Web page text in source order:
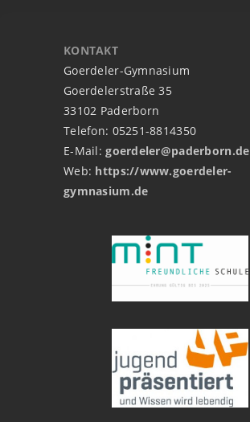
KONTAKT
Goerdeler-Gymnasium
Goerdelerstraße 35
33102 Paderborn
Telefon: 05251-8814350
E-Mail:goerdeler@paderborn.de
Web: https://www.goerdeler-
gymnasium.de